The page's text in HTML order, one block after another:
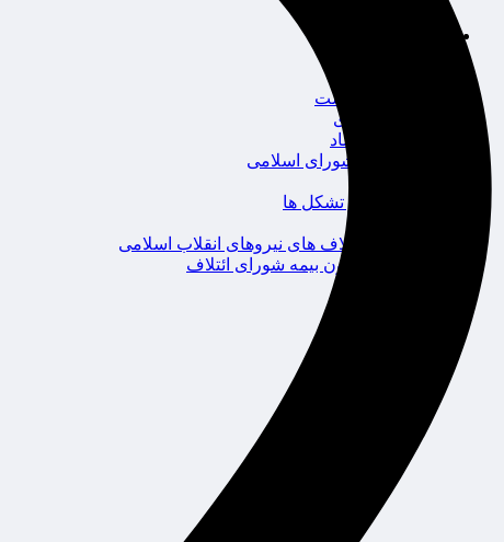
محیط زیست
گردشگری
سیاست و اقتصاد
مجلس شورای اسلامی
احزاب و تشکل ها
ائتلاف های نیروهای انقلاب اسلامی
کانون بیمه شورای ائتلاف